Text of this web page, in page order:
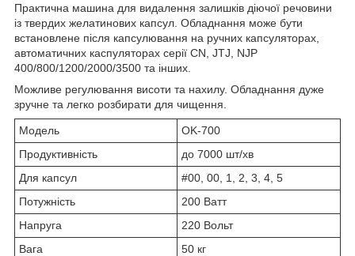
Практична машина для видалення залишків діючої речовини
із твердих желатинових капсул. Обладнання може бути
встановлене після капсулювання на ручних капсуляторах,
автоматичних каспуляторах серії CN, JTJ, NJP
400/800/1200/2000/3500 та інших.
Можливе регулювання висоти та нахилу. Обладнання дуже
зручне та легко розбирати для чищення.
Модель
OK-700
Продуктивність
до 7000 шт/хв
Для капсул
#00, 00, 1, 2, 3, 4, 5
Потужність
200 Ватт
Напруга
220 Вольт
Вага
50 кг